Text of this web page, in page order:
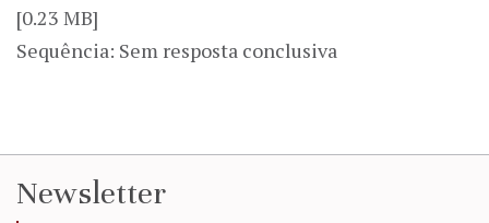
[0.23 MB]
Sequência: Sem resposta conclusiva
Newsletter